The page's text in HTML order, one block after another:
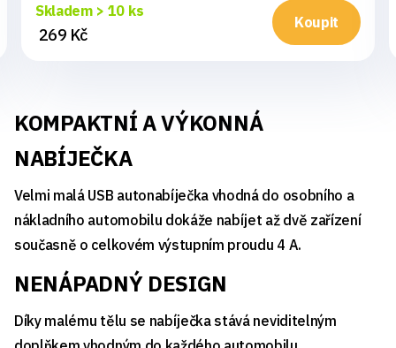
Skladem > 10 ks
269 Kč
Koupit
KOMPAKTNÍ A VÝKONNÁ
NABÍJEČKA
Velmi malá USB autonabíječka vhodná do osobního a
nákladního automobilu dokáže nabíjet až dvě zařízení
současně o celkovém výstupním proudu 4 A.
NENÁPADNÝ DESIGN
Díky malému tělu se nabíječka stává neviditelným